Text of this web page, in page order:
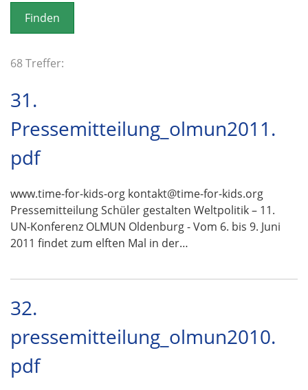
o
n
68 Treffer:
31.
Pressemitteilung_olmun2011.
pdf
www.time-for-kids-org kontakt@time-for-kids.org
Pressemitteilung Schüler gestalten Weltpolitik – 11.
UN-Konferenz OLMUN Oldenburg - Vom 6. bis 9. Juni
2011 findet zum elften Mal in der…
32.
pressemitteilung_olmun2010.
pdf